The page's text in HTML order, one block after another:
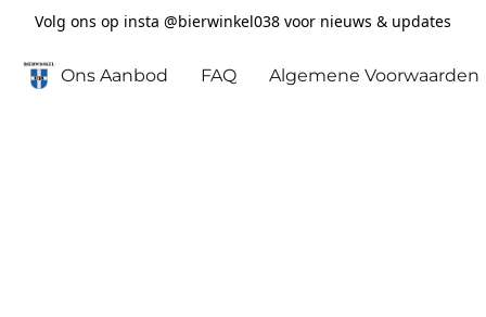
Volg ons op insta @bierwinkel038 voor nieuws & updates
Ons Aanbod FAQ Algemene Voorwaarden